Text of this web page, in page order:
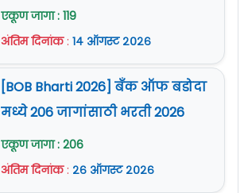
एकूण जागा : 119
अंतिम दिनांक: १४ ऑगस्ट २०२६
[BOB Bharti 2026] बँक ऑफ बडोदा
मध्ये 206 जागांसाठी भरती 2026
एकूण जागा : 206
अंतिम दिनांक: २६ ऑगस्ट २०२६